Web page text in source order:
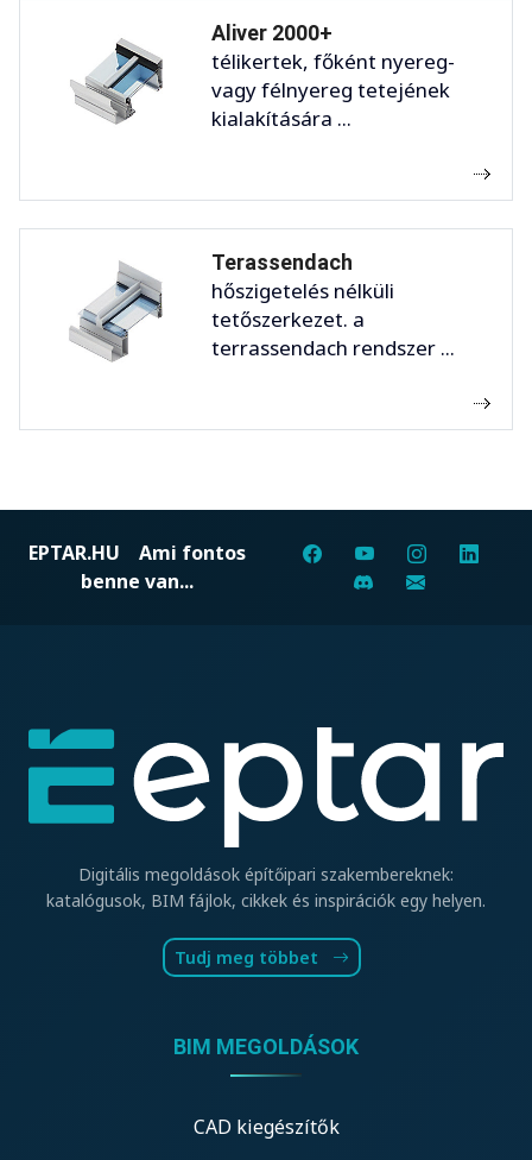
Aliver 2000+
télikertek, főként nyereg-
vagy félnyereg tetejének
kialakítására ...
Terassendach
hőszigetelés nélküli
tetőszerkezet. a
terrassendach rendszer ...
EPTAR.HU Ami fontos
benne van...
Digitális megoldások építőipari szakembereknek:
katalógusok, BIM fájlok, cikkek és inspirációk egy helyen.
Tudj meg többet
BIM MEGOLDÁSOK
CAD kiegészítők